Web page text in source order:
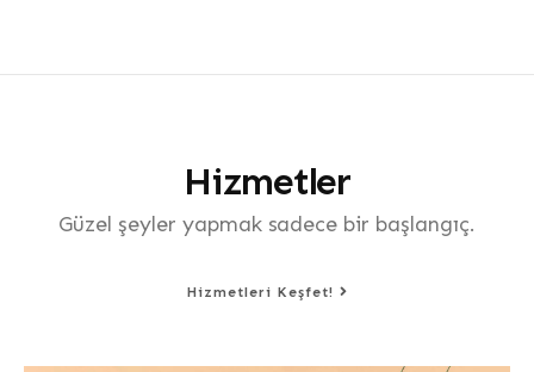
Hizmetler
Güzel şeyler yapmak sadece bir başlangıç.
Hizmetleri Keşfet!